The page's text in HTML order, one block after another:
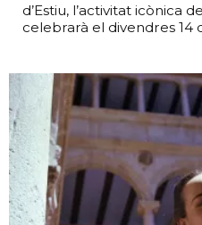
d’Estiu, l’activitat icònica
celebrarà el divendres 14